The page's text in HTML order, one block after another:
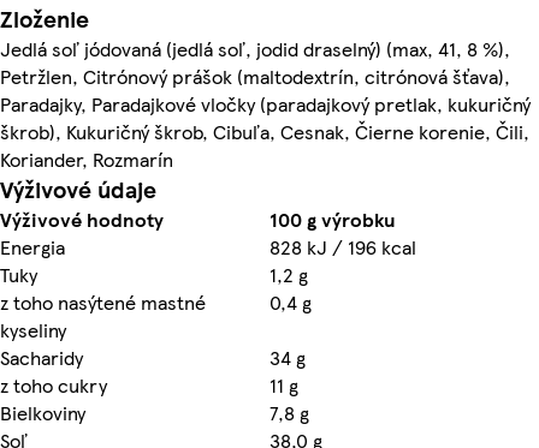
Zloženie
Jedlá soľ jódovaná (jedlá soľ, jodid draselný) (max, 41, 8 %),
Petržlen, Citrónový prášok (maltodextrín, citrónová šťava),
Paradajky, Paradajkové vločky (paradajkový pretlak, kukuričný
škrob), Kukuričný škrob, Cibuľa, Cesnak, Čierne korenie, Čili,
Koriander, Rozmarín
Výživové údaje
Výživové hodnoty
100 g výrobku
Energia
828 kJ / 196 kcal
Tuky
1,2 g
z toho nasýtené mastné
kyseliny
0,4 g
Sacharidy
34 g
z toho cukry
11 g
Bielkoviny
7,8 g
Soľ
38,0 g